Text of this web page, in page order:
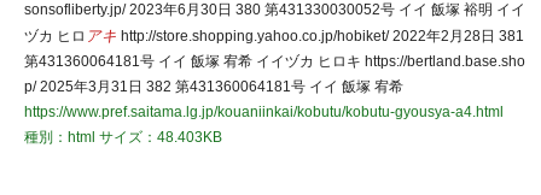
sonsofliberty.jp/ 2023年6月30日 380 第431330030052号 イイ 飯塚 裕明 イイ
ヅカ ヒロ アキ http://store.shopping.yahoo.co.jp/hobiket/ 2022年2月28日 381
第431360064181号 イイ 飯塚 宥希 イイヅカ ヒロキ https://bertland.base.sho
p/ 2025年3月31日 382 第431360064181号 イイ 飯塚 宥希
https://www.pref.saitama.lg.jp/kouaniinkai/kobutu/kobutu-gyousya-a4.html
種別：html サイズ：48.403KB